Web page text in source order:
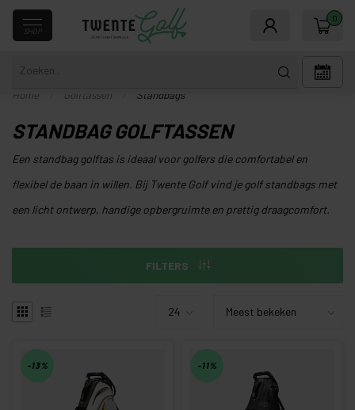
SHOP
0
Home Golftassen Standbags
STANDBAG GOLFTASSEN
Een standbag golftas is ideaal voor golfers die comfortabel en
flexibel de baan in willen. Bij Twente Golf vind je golf standbags met
een licht ontwerp, handige opbergruimte en prettig draagcomfort.
FILTERS
-13% -11%